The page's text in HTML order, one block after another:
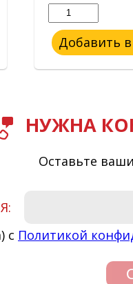
Добавить
НУЖНА
Оставьте
с Политикой